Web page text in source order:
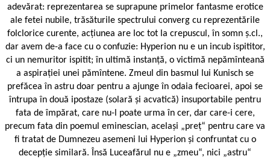
adevărat: reprezentarea se suprapune primelor fantasme erotice
ale fetei nubile, trăsăturile spectrului converg cu reprezentările
folclorice curente, acțiunea are loc tot la crepuscul, în somn ș.cl.,
dar avem de-a face cu o confuzie: Hyperion nu e un incub ispititor,
ci un nemuritor ispitit; în ultimă instanță, o victimă nepămînteană
a aspirației unei pămîntene. Zmeul din basmul lui Kunisch se
prefăcea în astru doar pentru a ajunge în odaia fecioarei, apoi se
întrupa în două ipostaze (solară și acvatică) insuportabile pentru
fata de împărat, care nu-l poate urma în cer, dar care-i cere,
precum fata din poemul eminescian, același „preț“ pentru care va
fi tratat de Dumnezeu asemeni lui Hyperion și confruntat cu o
decepție similară. Însă Luceafărul nu e „zmeu“, nici „astru“